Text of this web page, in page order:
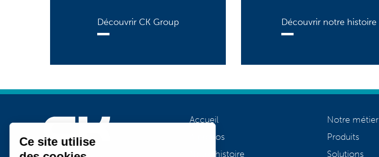
Découvrir CK Group Découvrir notre histoire
Accueil
A propos
Notre histoire
Notre métier
Produits
Solutions